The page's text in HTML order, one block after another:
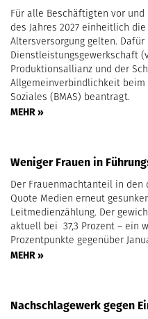
Für alle Beschäftigten vor
des Jahres 2027 einheitlich
Altersversorgung gelten.
Dienstleistungsgewerkschaft
Produktionsallianz und der
Allgemeinverbindlichkeit
Soziales (BMAS) beantragt.
MEHR »
Weniger Frauen in
Der Frauenmachtanteil in
Quote Medien erneut
Leitmedienzählung. Der
aktuell bei 37,3 Prozent – ein
Prozentpunkte gegenüber
MEHR »
Nachschlagewerk gegen